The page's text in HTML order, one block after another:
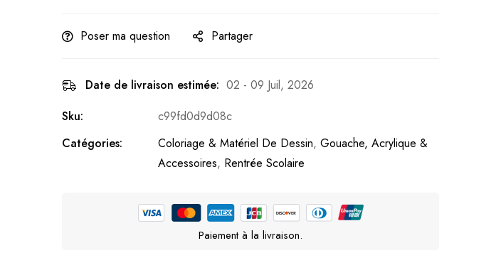
Poser ma question Partager
Date de livraison estimée: 02 - 09 Juil, 2026
Sku:
c99fd0d9d08c
Catégories:
Coloriage & Matériel De Dessin, Gouache, Acrylique &
Accessoires, Rentrée Scolaire
Paiement à la livraison.